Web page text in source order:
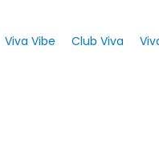
Viva Vibe Club Viva